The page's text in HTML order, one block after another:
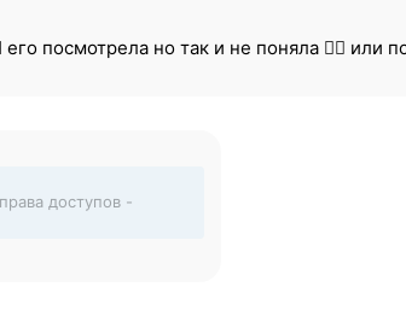
посмотрела но так и не поняла 🤷‍♀ или
доступов -